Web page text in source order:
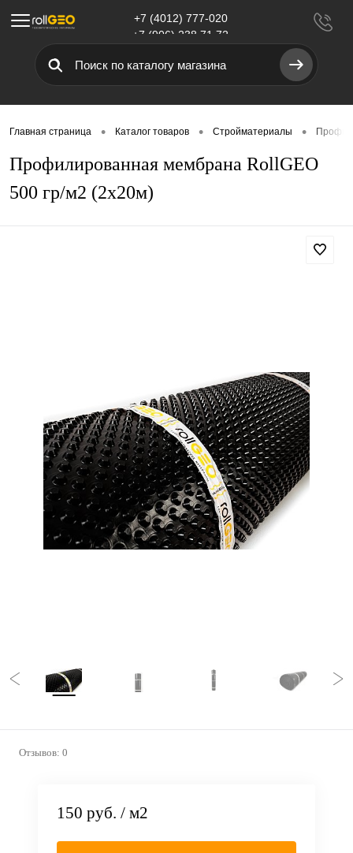
Меню
+7 (4012) 777-020
+7 (906) 238 71 72
Главная страница • Каталог товаров • Стройматериалы •
Профилированная мембрана RollGEO
500 гр/м2 (2х20м)
Отзывов: 0
150 руб. / м2